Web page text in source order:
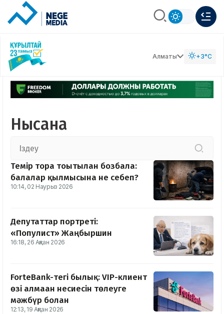
Алматы +3°C
Нысана
Темір торға тоғытылған бозбала:
балалар қылмысына не себеп?
10:14, 02 Наурыз 2026
Депутаттар портреті:
«Популист» Жаңбыршин
16:18, 26 Ақпан 2026
ForteBank-тегі былық: VIP-клиент
өзі алмаған несиесін төлеуге
мәжбүр болған
12:13, 19 Ақпан 2026